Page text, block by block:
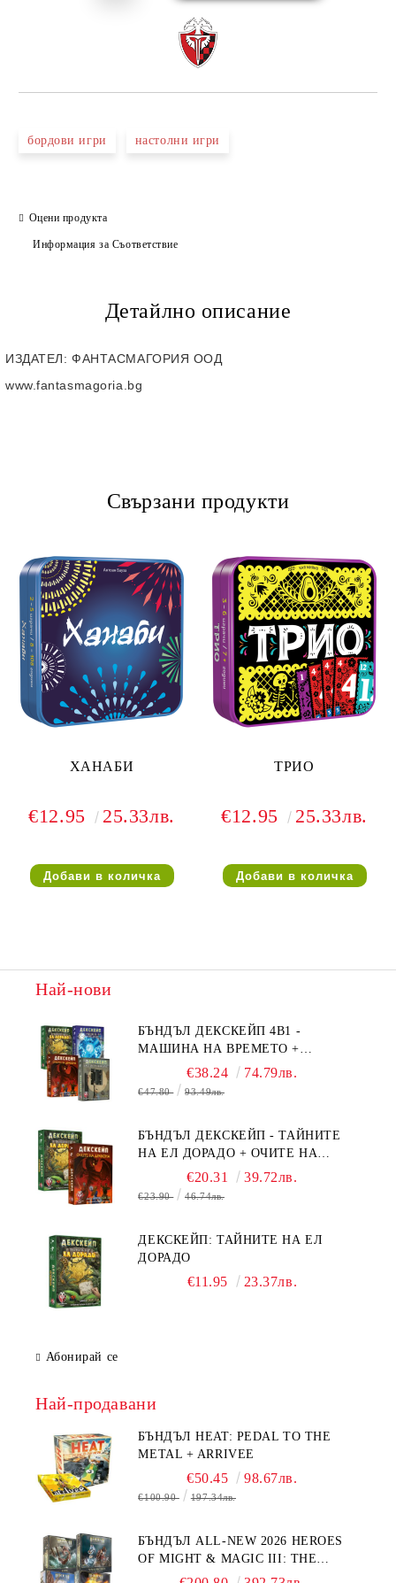
бордови игри настолни игри
Оцени продукта
Информация за Съответствие
Детайлно описание
ИЗДАТЕЛ: ФАНТАСМАГОРИЯ ООД
www.fantasmagoria.bg
Свързани продукти
ХАНАБИ
€12.95 25.33лв.
ТРИО
€12.95 25.33лв.
Най-нови
БЪНДЪЛ ДЕКСКЕЙП 4В1 -
МАШИНА НА ВРЕМЕТО +
БЯГСТВО ОТ АЛКАТРАЗ +
ТАЙНИТЕ НА ЕЛ ДОРАДО +
€38.24 74.79лв.
€47.80 93.49лв.
БЪНДЪЛ ДЕКСКЕЙП - ТАЙНИТЕ
НА ЕЛ ДОРАДО + ОЧИТЕ НА
ДРАКОНА€20.31 39.72лв.
€23.90 46.74лв.
ДЕКСКЕЙП: ТАЙНИТЕ НА ЕЛ
ДОРАДО
€11.95 23.37лв.
Абонирай се
Най-продавани
БЪНДЪЛ HEAT: PEDAL TO THE
METAL + ARRIVEE
€50.45 98.67лв.
€100.90 197.34лв.
БЪНДЪЛ ALL-NEW 2026 HEROES
OF MIGHT & MAGIC III: THE
BOARD GAME EXPANSIONS -